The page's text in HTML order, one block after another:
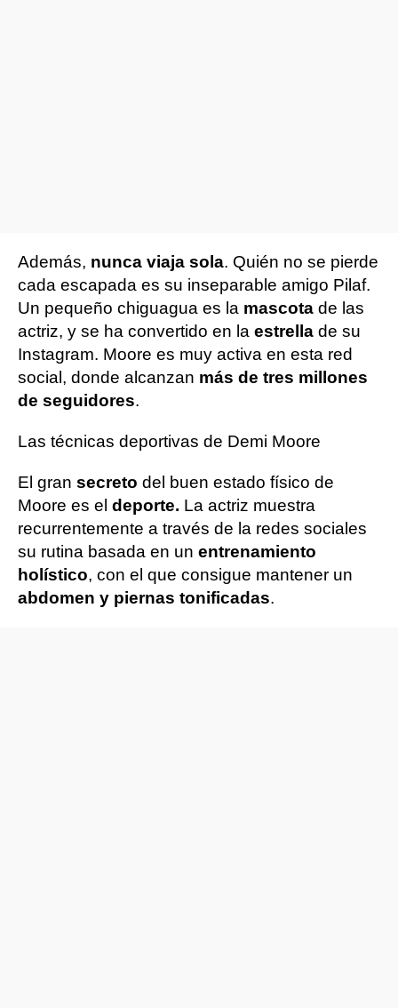
Además, nunca viaja sola. Quién no se pierde
cada escapada es su inseparable amigo Pilaf.
Un pequeño chiguagua es la mascota de las
actriz, y se ha convertido en la estrella de su
Instagram. Moore es muy activa en esta red
social, donde alcanzan más de tres millones
de seguidores.
Las técnicas deportivas de Demi Moore
El gran secreto del buen estado físico de
Moore es el deporte. La actriz muestra
recurrentemente a través de la redes sociales
su rutina basada en un entrenamiento
holístico, con el que consigue mantener un
abdomen y piernas tonificadas.